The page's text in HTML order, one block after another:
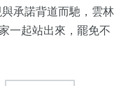
承諾背道而馳，雲林
一起站出來，罷免不